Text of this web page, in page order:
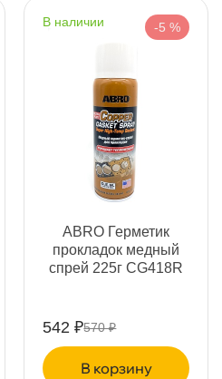
наличии -5 %
ABRO Герметик
прокладок медный
спрей 225г CG418R
542 ₽570 ₽
корзину
06.08 (при заказе от 2000₽)